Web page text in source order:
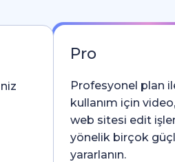
Pro
Profesyonel plan
kullanım için
web sitesi edit
yönelik birçok
yararlanın.